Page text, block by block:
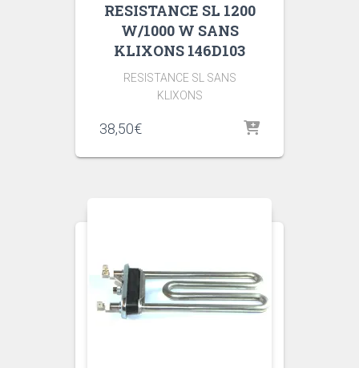
RESISTANCE SL 1200
W/1000 W SANS
KLIXONS 146D103
RESISTANCE SL SANS
KLIXONS
38,50€